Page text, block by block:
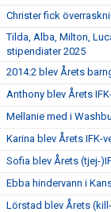
Christer fick
Tilda, Alba, Milton,
stipendiater 2025
2014:2 blev Årets
Anthony blev Årets
Mellanie med i
Karina blev Årets IFK-
Sofia blev Årets (tjej-
Ebba hindervann i
Lörstad blev Årets